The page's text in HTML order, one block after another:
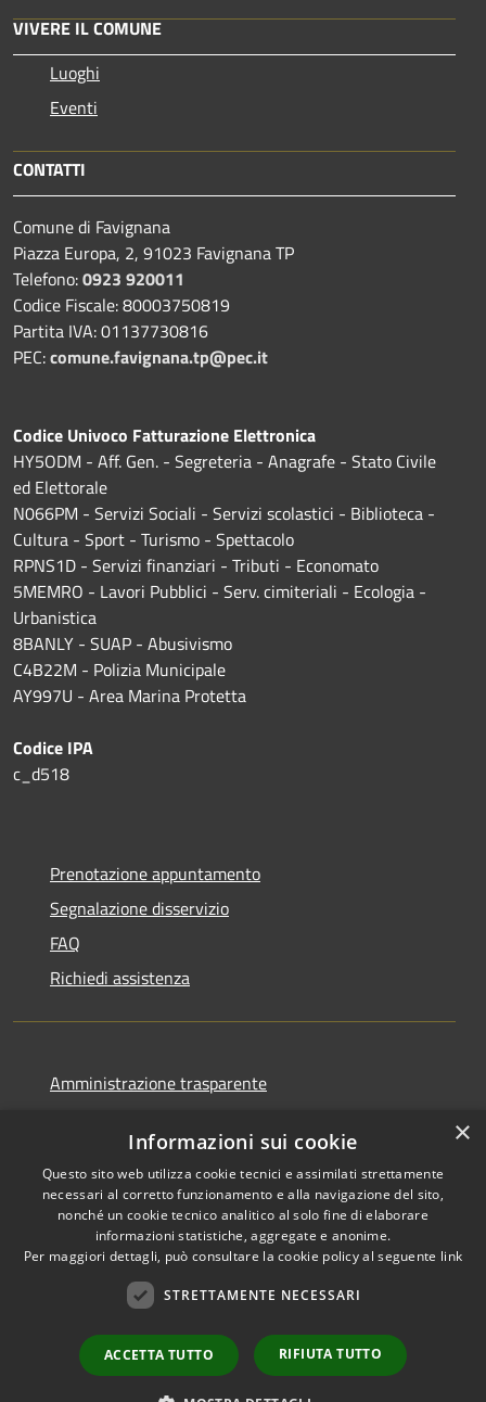
VIVERE IL COMUNE
Luoghi
Eventi
CONTATTI
Comune di Favignana
Piazza Europa, 2, 91023 Favignana TP
Telefono:0923 920011
Codice Fiscale: 80003750819
Partita IVA: 01137730816
PEC:comune.favignana.tp@pec.it
Codice Univoco Fatturazione Elettronica
HY5ODM - Aff. Gen. - Segreteria - Anagrafe - Stato Civile
ed Elettorale
N066PM - Servizi Sociali - Servizi scolastici - Biblioteca -
Cultura - Sport - Turismo - Spettacolo
RPNS1D - Servizi finanziari - Tributi - Economato
5MEMRO - Lavori Pubblici - Serv. cimiteriali - Ecologia -
Urbanistica
8BANLY - SUAP - Abusivismo
C4B22M - Polizia Municipale
AY997U - Area Marina Protetta
Codice IPA
c_d518
Prenotazione appuntamento
Segnalazione disservizio
FAQ
Richiedi assistenza
Amministrazione trasparente
Dichiarazione di accessibilità
Copyright © 2026 • Comune di
Municipium•
Accesso
redazione
×
Informazioni sui cookie
Questo sito web utilizza cookie tecnici e assimilati strettamente
necessari al corretto funzionamento e alla navigazione del sito,
nonché un cookie tecnico analitico al solo fine di elaborare
informazioni statistiche, aggregate e anonime.
Per maggiori dettagli, può consultare la cookie policy al seguente link
STRETTAMENTE NECESSARI
ACCETTA TUTTO RIFIUTA TUTTO